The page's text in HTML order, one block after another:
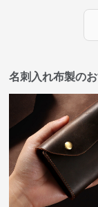
名刺入れ布製の